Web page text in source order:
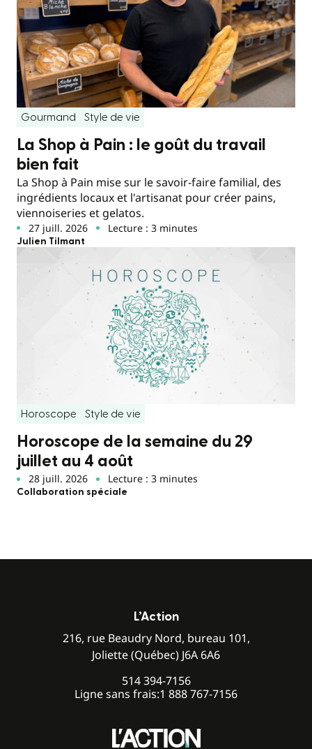
Gourmand Style de vie
La Shop à Pain : le goût du travail
bien fait
La Shop à Pain mise sur le savoir-faire familial, des
ingrédients locaux et l'artisanat pour créer pains,
viennoiseries et gelatos.
27 juill. 2026 Lecture : 3 minutes
Julien Tilmant
Horoscope Style de vie
Horoscope de la semaine du 29
juillet au 4 août
28 juill. 2026 Lecture : 3 minutes
Collaboration spéciale
L’Action
216, rue Beaudry Nord, bureau 101,
Joliette (Québec) J6A 6A6
514 394-7156
Ligne sans frais:1 888 767-7156